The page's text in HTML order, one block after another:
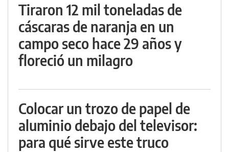
Tiraron 12 mil toneladas de
cáscaras de naranja en un
campo seco hace 29 años y
floreció un milagro
Colocar un trozo de papel de
aluminio debajo del televisor:
para qué sirve este truco